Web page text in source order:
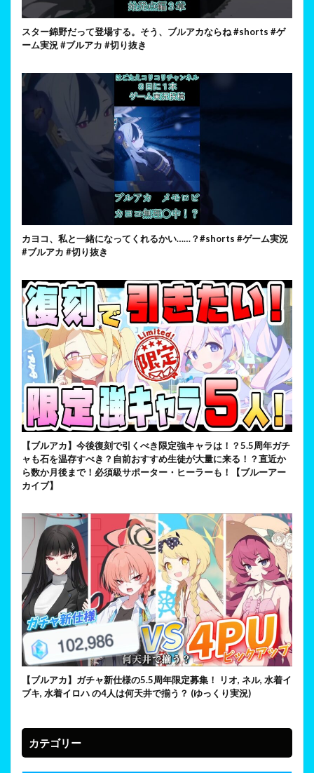
スター錦野だって登場する。そう、ブルアカならね #shorts #ゲ
ーム実況 #ブルアカ #切り抜き
カヨコ、私と一緒になってくれるかい……？#shorts #ゲーム実況
#ブルアカ #切り抜き
【ブルアカ】今後復刻で引くべき限定強キャラは！？5.5周年ガチ
ャも石を温存すべき？自前おすすめ生徒が大量に来る！？直近か
ら数か月後まで！必須級サポーター・ヒーラーも！【ブルーアー
カイブ】
【ブルアカ】ガチャ新仕様の5.5周年限定募集！ リオ, ネル, 水着イ
ブキ, 水着イロハ の4人は何天井で揃う？ (ゆっくり実況)
カテゴリー